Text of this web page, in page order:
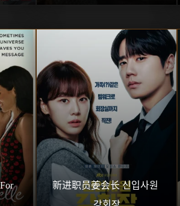
新进职员姜会长 신입사원